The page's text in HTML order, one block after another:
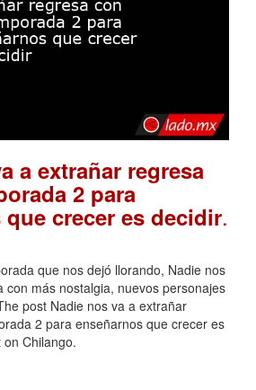
a extrañar regresa
2 para
crecer es decidir.
que nos dejó llorando, Nadie nos
con más nostalgia, nuevos personajes
post Nadie nos va a extrañar
2 para enseñarnos que crecer es
Chilango.